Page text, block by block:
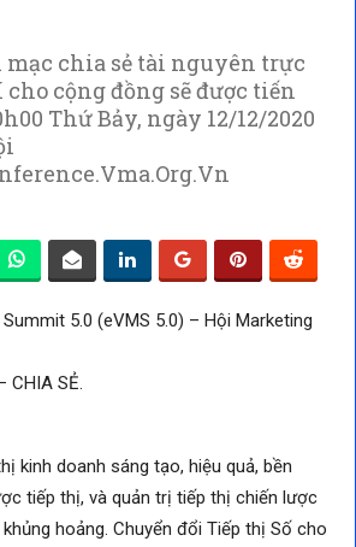
chia sẻ tài nguyên trực
cộng đồng sẽ được tiến
Thứ Bảy, ngày 12/12/2020
5.0 (eVMS 5.0) – Hội Marketing
CHIA SẺ.
kinh doanh sáng tạo, hiệu quả, bền
tiếp thị, và quản trị tiếp thị chiến lược
hoảng. Chuyển đổi Tiếp thị Số cho